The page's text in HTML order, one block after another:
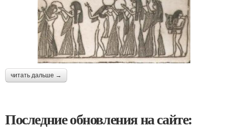
читать дальше →
Последние обновления на сайте: